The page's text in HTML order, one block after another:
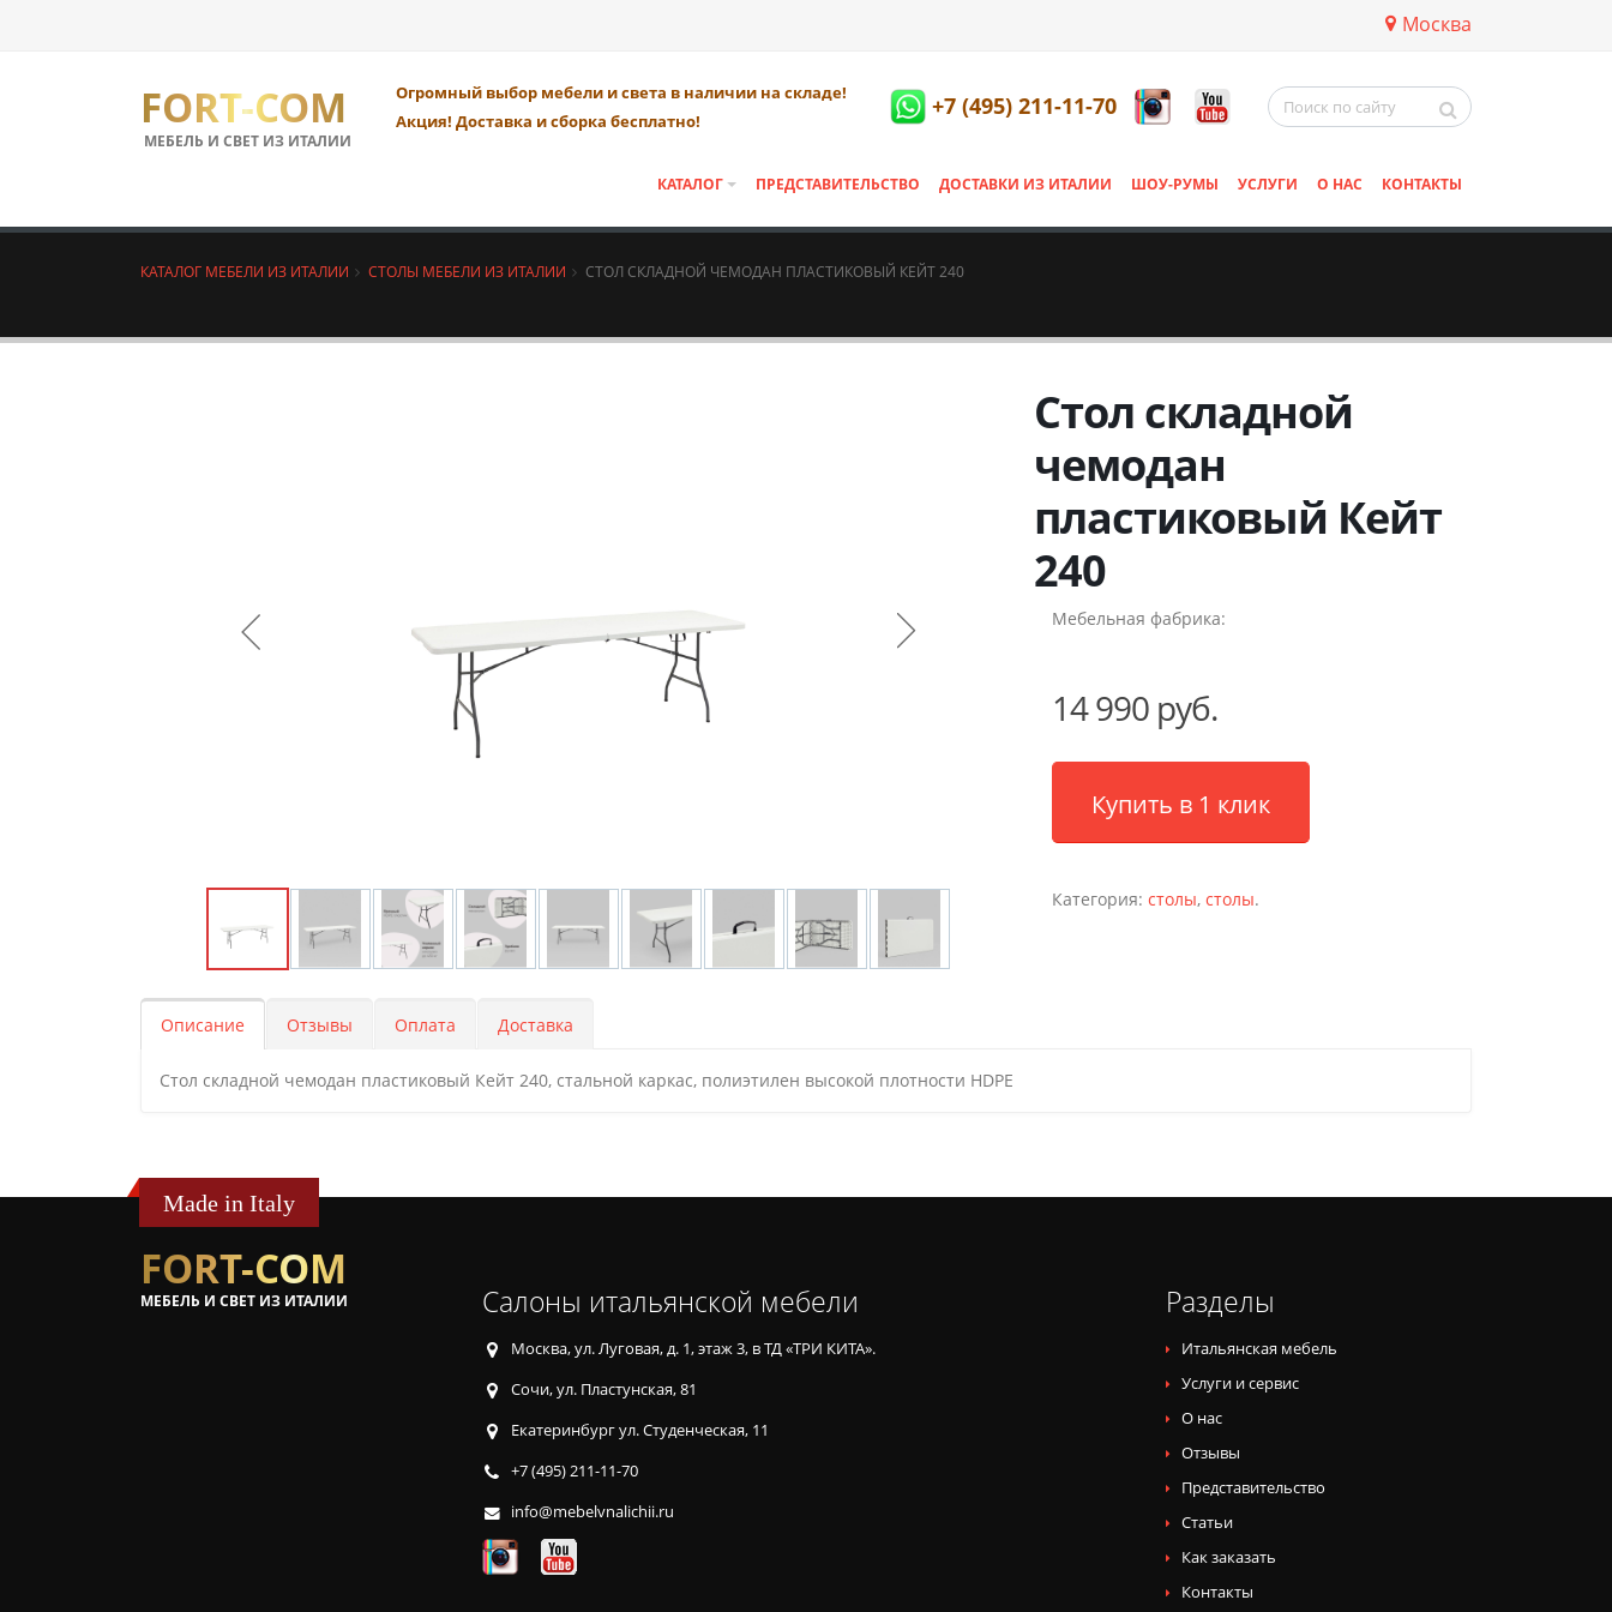
Москва
FORT-COM
МЕБЕЛЬ И СВЕТ ИЗ ИТАЛИИ
Огромный выбор мебели и света в наличии на складе!
Акция! Доставка и сборка бесплатно!
+7 (495) 211-11-70
КАТАЛОГ ПРЕДСТАВИТЕЛЬСТВО ДОСТАВКИ ИЗ ИТАЛИИ ШОУ-РУМЫ УСЛУГИ О НАС КОНТАКТЫ
КАТАЛОГ МЕБЕЛИ ИЗ ИТАЛИИ СТОЛЫ МЕБЕЛИ ИЗ ИТАЛИИ СТОЛ СКЛАДНОЙ ЧЕМОДАН ПЛАСТИКОВЫЙ КЕЙТ 240
Стол складной
чемодан
пластиковый Кейт
240
Мебельная фабрика:
14 990 руб.
Купить в 1 клик
Категория: столы, столы.
Описание Отзывы Оплата Доставка
Стол складной чемодан пластиковый Кейт 240, стальной каркас, полиэтилен высокой плотности HDPE
Made in Italy
FORT-COM
МЕБЕЛЬ И СВЕТ ИЗ ИТАЛИИ Салоны итальянской мебели
Москва, ул. Луговая, д. 1, этаж 3, в ТД «ТРИ КИТА».
Сочи, ул. Пластунская, 81
Екатеринбург ул. Студенческая, 11
+7 (495) 211-11-70
info@mebelvnalichii.ru
Разделы
Итальянская мебель
Услуги и сервис
О нас
Отзывы
Представительство
Статьи
Как заказать
Контакты